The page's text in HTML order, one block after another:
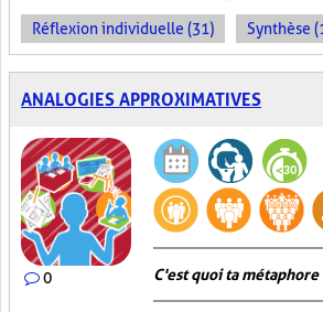
Réflexion individuelle (31) Synthèse
ANALOGIES APPROXIMATIVES
0 C'est quoi ta métaphore